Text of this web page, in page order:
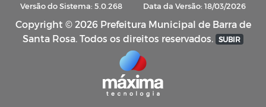
Versão do Sistema: 5.0.268 Data da Versão: 18/03/2026
Copyright © 2026 Prefeitura Municipal de Barra de
Santa Rosa. Todos os direitos reservados. SUBIR